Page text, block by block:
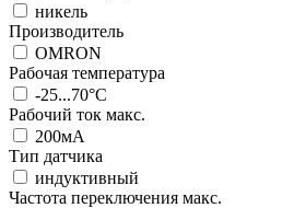
никель
Производитель
OMRON
Рабочая температура
-25...70°C
Рабочий ток макс.
200мА
Тип датчика
индуктивный
Частота переключения макс.